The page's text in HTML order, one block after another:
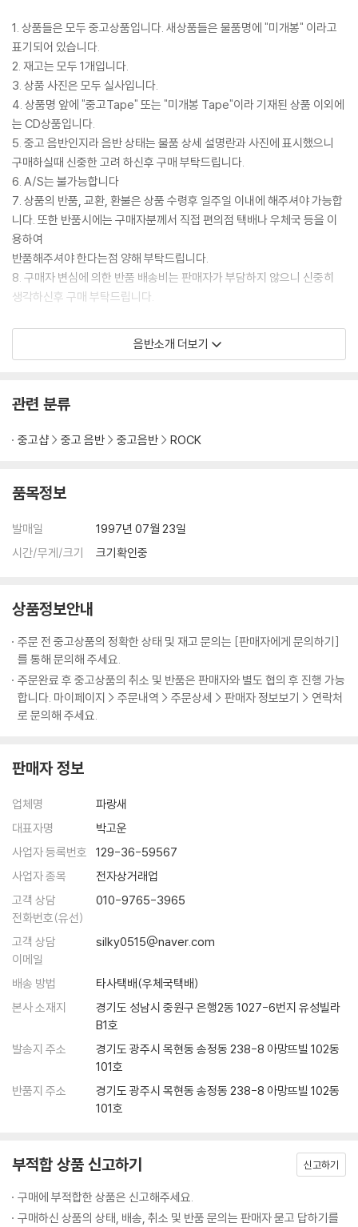
1. 상품들은 모두 중고상품입니다. 새상품들은 물품명에 "미개봉" 이라고
표기되어 있습니다.
2. 재고는 모두 1개입니다.
3. 상품 사진은 모두 실사입니다.
4. 상품명 앞에 "중고Tape" 또는 "미개봉 Tape"이라 기재된 상품 이외에
는 CD상품입니다.
5. 중고 음반인지라 음반 상태는 물품 상세 설명란과 사진에 표시했으니
구매하실때 신중한 고려 하신후 구매 부탁드립니다.
6. A/S는 불가능합니다
7. 상품의 반품, 교환, 환불은 상품 수령후 일주일 이내에 해주셔야 가능합
니다. 또한 반품시에는 구매자분께서 직접 편의점 택배나 우체국 등을 이
용하여
반품해주셔야 한다는점 양해 부탁드립니다.
8. 구매자 변심에 의한 반품 배송비는 판매자가 부담하지 않으니 신중히
생각하신후 구매 부탁드립니다.
2506503 Led Zeppelin - Stairway To Heaven : A Tribute To /
워너뮤직 1997 / 장르 : Rock / 자켓 상태좋음, 시디 스크레치 약간
02. COMMUNICATION BREAKDOWN - Sebastian Bach
03. ROCK AND ROLL - Lita Ford
04. STAIRWAY TO HEAVEN
음반소개 더보기
관련 분류
중고샵 중고 음반 중고음반 ROCK
품목정보
발매일
1997년 07월 23일
시간/무게/크기
크기확인중
상품정보안내
주문 전 중고상품의 정확한 상태 및 재고 문의는 [판매자에게 문의하기]
를 통해 문의해 주세요.
주문완료 후 중고상품의 취소 및 반품은 판매자와 별도 협의 후 진행 가능
합니다. 마이페이지 > 주문내역 > 주문상세 > 판매자 정보보기 > 연락처
로 문의해 주세요.
판매자 정보
업체명
파랑새
대표자명
박고운
사업자 등록번호
129-36-59567
사업자 종목
전자상거래업
고객 상담
전화번호(유선)
010-9765-3965
고객 상담
이메일
silky0515@naver.com
배송 방법
타사택배(우체국택배)
본사 소재지
경기도 성남시 중원구 은행2동 1027-6번지 유성빌라
B1호
발송지 주소
경기도 광주시 목현동 송정동 238-8 아망뜨빌 102동
101호
반품지 주소
경기도 광주시 목현동 송정동 238-8 아망뜨빌 102동
101호
부적합 상품 신고하기 신고하기
구매에 부적합한 상품은 신고해주세요.
구매하신 상품의 상태, 배송, 취소 및 반품 문의는 판매자 묻고 답하기를